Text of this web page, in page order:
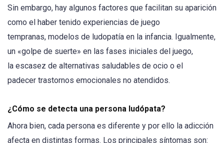
Sin embargo, hay algunos factores que facilitan su aparición
como el haber tenido experiencias de juego
tempranas, modelos de ludopatía en la infancia. Igualmente,
un «golpe de suerte» en las fases iniciales del juego,
la escasez de alternativas saludables de ocio o el
padecer trastornos emocionales no atendidos.
¿Cómo se detecta una persona ludópata?
Ahora bien, cada persona es diferente y por ello la adicción
afecta en distintas formas. Los principales síntomas son: